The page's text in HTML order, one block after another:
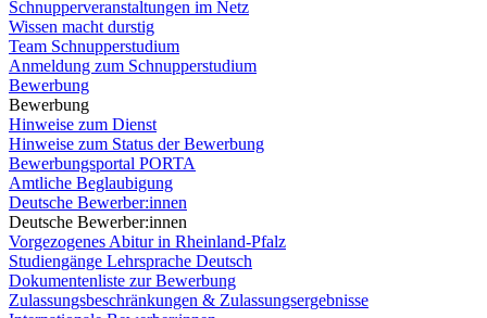
Schnupperveranstaltungen im Netz
Wissen macht durstig
Team Schnupperstudium
Anmeldung zum Schnupperstudium
Bewerbung
Bewerbung
Hinweise zum Dienst
Hinweise zum Status der Bewerbung
Bewerbungsportal PORTA
Amtliche Beglaubigung
Deutsche Bewerber:innen
Deutsche Bewerber:innen
Vorgezogenes Abitur in Rheinland-Pfalz
Studiengänge Lehrsprache Deutsch
Dokumentenliste zur Bewerbung
Zulassungsbeschränkungen & Zulassungsergebnisse